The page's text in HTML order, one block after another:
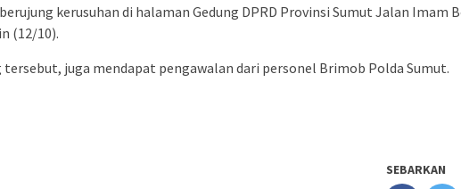
kerusuhan di halaman Gedung DPRD Provinsi Sumut Jalan Imam
(12/10).
tersebut, juga mendapat pengawalan dari personel Brimob Polda Sumut.
SEBARKAN